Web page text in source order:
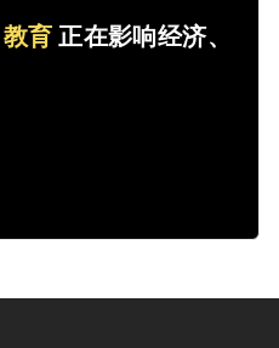
教育 正在影响经济、